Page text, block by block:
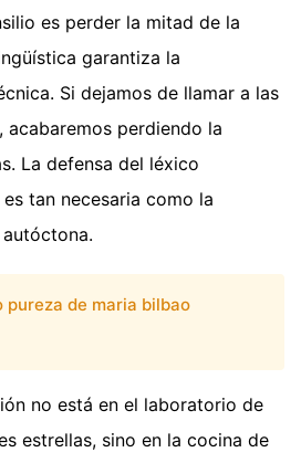
es perder la mitad de la
garantiza la
Si dejamos de llamar a las
acabaremos perdiendo la
La defensa del léxico
tan necesaria como la
pureza de maria bilbao
no está en el laboratorio de
estrellas, sino en la cocina de